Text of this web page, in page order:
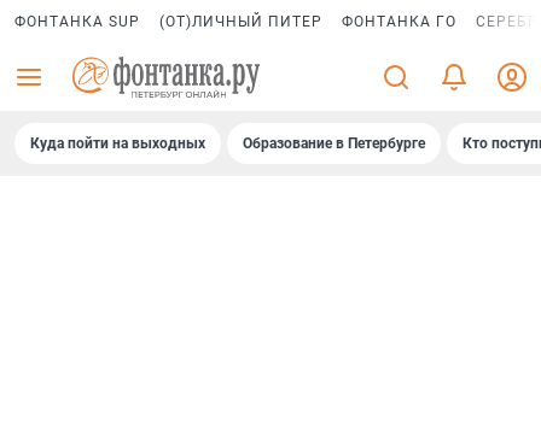
ФОНТАНКА SUP (ОТ)ЛИЧНЫЙ ПИТЕР ФОНТАНКА ГО
Куда пойти на выходных Образование в Петербурге Кто